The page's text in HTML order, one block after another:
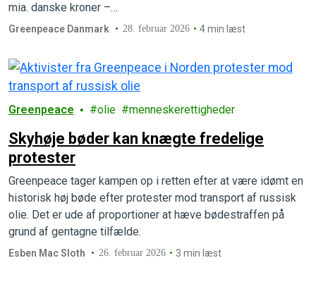
mia. danske kroner –…
Greenpeace Danmark 28. februar 2026 4 min læst
Greenpeace olie menneskerettigheder
Skyhøje bøder kan knægte fredelige
protester
Greenpeace tager kampen op i retten efter at være idømt en
historisk høj bøde efter protester mod transport af russisk
olie. Det er ude af proportioner at hæve bødestraffen på
grund af gentagne tilfælde.
Esben Mac Sloth 26. februar 2026 3 min læst